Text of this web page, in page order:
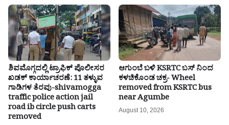
ಶಿವಮೊಗ್ಗದಲ್ಲಿ ಟ್ರಾಫಿಕ್ ಪೊಲೀಸರ
ಖಡಕ್ ಕಾರ್ಯಾಚರಣೆ: 11 ತಳ್ಳುವ
ಗಾಡಿಗಳ ತೆರವು-shivamogga
traffic police action jail
road ib circle push carts
removed
ಆಗುಂಬೆ ಬಳಿ KSRTC ಬಸ್ ನಿಂದ
ಕಳಚಿಕೊಂಡ ಚಕ್ರ- Wheel
removed from KSRTC bus
near Agumbe
August 10, 2026